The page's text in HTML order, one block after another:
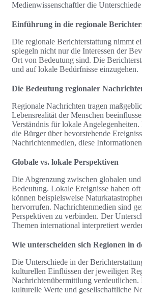
Medienwissenschaftler die
Einführung in die regionale
Die regionale Berichterstattung nimmt
spiegeln nicht nur die Interessen der
Ort von Bedeutung sind. Die
und auf lokale Bedürfnisse einzugehen.
Die Bedeutung regionaler
Regionale Nachrichten tragen
Lebensrealität der Menschen
Verständnis für lokale
die Bürger über bevorstehende
Nachrichtenmedien, diese
Globale vs. lokale Perspektiven
Die Abgrenzung zwischen globalen
Bedeutung. Lokale Ereignisse haben
können beispielsweise
hervorrufen. Nachrichtenmedien sind
Perspektiven zu verbinden. Der
Themen international interpretiert
Wie unterscheiden sich Regionen in
Die Unterschiede in der
kulturellen Einflüssen der jeweiligen
Nachrichtenübermittlung
kulturelle Werte und gesellschaftliche